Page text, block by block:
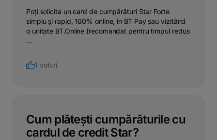
Poți solicita un card de cumpărături Star Forte
simplu și rapid, 100% online, în BT Pay sau vizitând
o unitate BT.Online (recomandat pentru timpul redus
...
1 voturi
Cum plătești cumpărăturile cu
cardul de credit Star?